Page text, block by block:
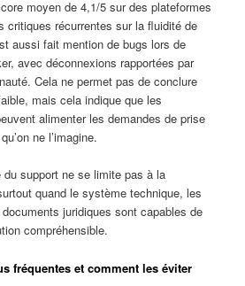
moyen de 4,1/5 sur des plateformes
critiques récurrentes sur la fluidité de
aussi fait mention de bugs lors de
avec déconnexions rapportées par
Cela ne permet pas de conclure
mais cela indique que les
alimenter les demandes de prise
ne l’imagine.
support ne se limite pas à la
quand le système technique, les
juridiques sont capables de
compréhensible.
fréquentes et comment les éviter